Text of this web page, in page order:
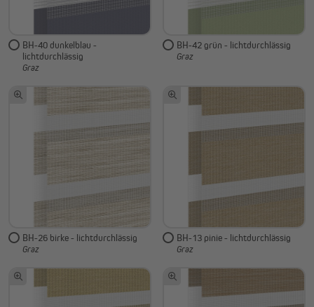
BH-40 dunkelblau -
lichtdurchlässig
Graz
BH-42 grün - lichtdurchlässig
Graz
BH-26 birke - lichtdurchlässig
Graz
BH-13 pinie - lichtdurchlässig
Graz